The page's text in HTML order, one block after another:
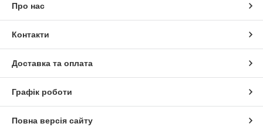
Про нас
Контакти
Доставка та оплата
Графік роботи
Повна версія сайту